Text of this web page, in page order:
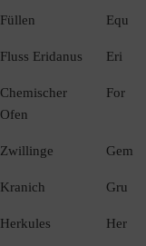
Füllen Equ
Fluss Eridanus Eri
Chemischer
Ofen
For
Zwillinge Gem
Kranich Gru
Herkules Her